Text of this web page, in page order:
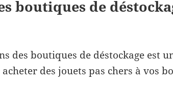
boutiques de
des boutiques de déstockage est
des jouets pas chers à vos